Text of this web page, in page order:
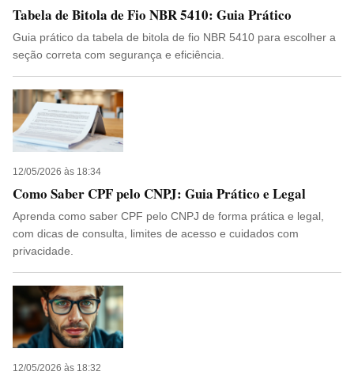
Tabela de Bitola de Fio NBR 5410: Guia Prático
Guia prático da tabela de bitola de fio NBR 5410 para escolher a
seção correta com segurança e eficiência.
12/05/2026 às 18:34
Como Saber CPF pelo CNPJ: Guia Prático e Legal
Aprenda como saber CPF pelo CNPJ de forma prática e legal,
com dicas de consulta, limites de acesso e cuidados com
privacidade.
12/05/2026 às 18:32